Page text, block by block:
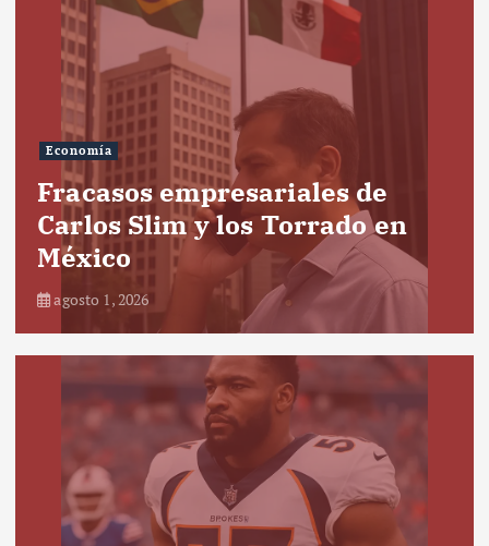
Economía
Fracasos empresariales de
Carlos Slim y los Torrado en
México
agosto 1, 2026